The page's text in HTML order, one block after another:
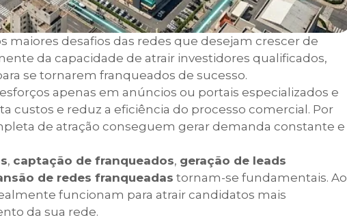
maiores desafios das redes que desejam crescer de
da capacidade de atrair investidores qualificados,
se tornarem franqueados de sucesso.
apenas em anúncios ou portais especializados e
e reduz a eficiência do processo comercial. Por
de atração conseguem gerar demanda constante e
, captação de franqueados, geração de leads
de redes franqueadas tornam-se fundamentais. Ao
funcionam para atrair candidatos mais
da sua rede.